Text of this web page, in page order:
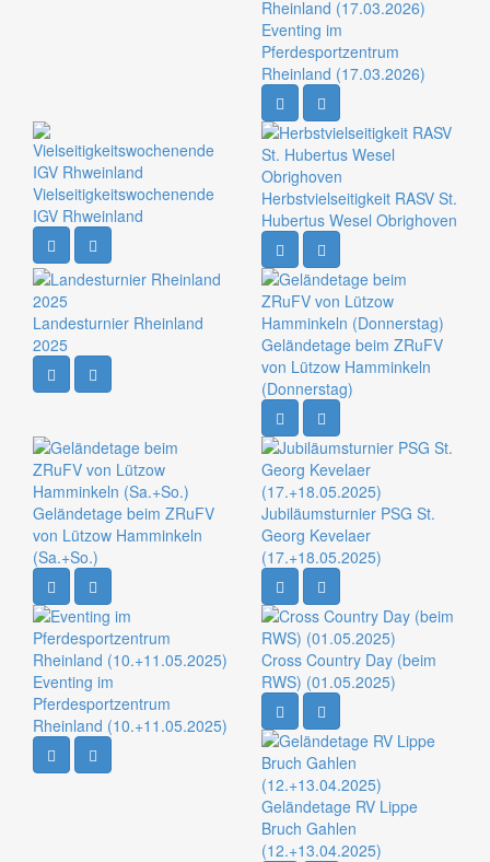
Eventing im
Pferdesportzentrum
Rheinland (17.03.2026)
Vielseitigkeitswochenende
IGV Rhweinland
Herbstvielseitigkeit RASV St.
Hubertus Wesel Obrighoven
Landesturnier Rheinland
2025
Geländetage beim ZRuFV
von Lützow Hamminkeln
(Donnerstag)
Geländetage beim ZRuFV
von Lützow Hamminkeln
(Sa.+So.)
Jubiläumsturnier PSG St.
Georg Kevelaer
(17.+18.05.2025)
Eventing im
Pferdesportzentrum
Rheinland (10.+11.05.2025)
Cross Country Day (beim
RWS) (01.05.2025)
Geländetage RV Lippe
Bruch Gahlen
(12.+13.04.2025)